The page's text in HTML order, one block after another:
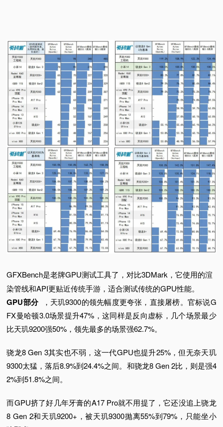
GFXBench是老牌GPU测试工具了，对比3DMark，它使用的渲
染管线和API更贴近传统手游，适合测试传统的GPU性能。
GPU部分 ，天玑9300的领先幅度更夸张，直接屠榜。 官标说G
FX曼哈顿3.0场景提升47%，这同样是反向虚标，几个场景最少
比天玑9200强50%，领先最多的场景强62.7%。
骁龙8 Gen 3其实也不弱，这一代GPU也提升25%，但无奈天玑
9300太猛，落后8.9%到24.4%之间。 和骁龙8 Gen 2比，则是强4
2%到51.8%之间。
而GPU挤了好几年牙膏的A17 Pro就不用提了，它还没追上骁龙
8 Gen 2和天玑9200+，被天玑9300抛离55%到79%，只能坐小